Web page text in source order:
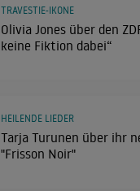
Olivia Jones über den
keine Fiktion dabei“
TRAVESTIE-IKONE
Tarja Turunen über ihr
"Frisson Noir"
HEILENDE LIEDER